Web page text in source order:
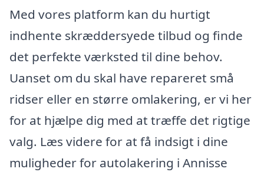
Med vores platform kan du hurtigt
indhente skræddersyede tilbud og finde
det perfekte værksted til dine behov.
Uanset om du skal have repareret små
ridser eller en større omlakering, er vi her
for at hjælpe dig med at træffe det rigtige
valg. Læs videre for at få indsigt i dine
muligheder for autolakering i Annisse